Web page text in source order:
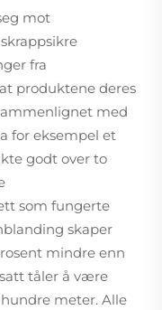
mot
fra
produktene deres
med
for eksempel et
godt over to
som fungerte
skaper
mindre enn
tåler å være
meter. Alle